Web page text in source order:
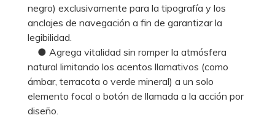
negro) exclusivamente para la tipografía y los
anclajes de navegación a fin de garantizar la
legibilidad.
● Agrega vitalidad sin romper la atmósfera
natural limitando los acentos llamativos (como
ámbar, terracota o verde mineral) a un solo
elemento focal o botón de llamada a la acción por
diseño.